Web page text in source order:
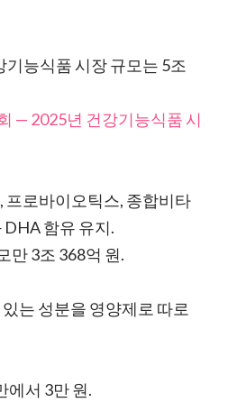
기능식품 시장 규모는 5조
— 2025년 건강기능식품 시
프로바이오틱스, 종합비타
DHA 함유 유지.
만 3조 368억 원.
는 성분을 영양제로 따로
에서 3만 원.